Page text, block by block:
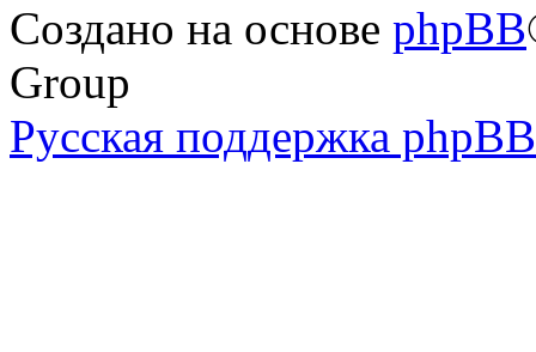
Создано на основе phpBB
Group
Русская поддержка phpBB